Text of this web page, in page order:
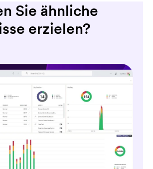
Sie ähnliche
erzielen?